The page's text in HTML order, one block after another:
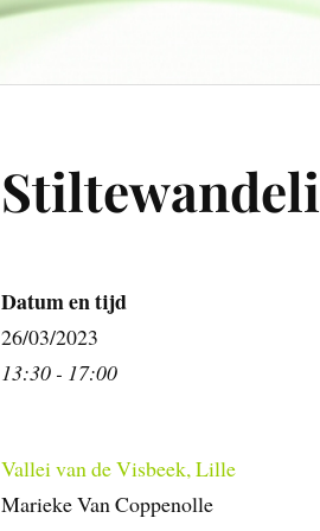
Datum en tijd
26/03/2023
13:30 - 17:00
Vallei van de Visbeek, Lille
Marieke Van Coppenolle